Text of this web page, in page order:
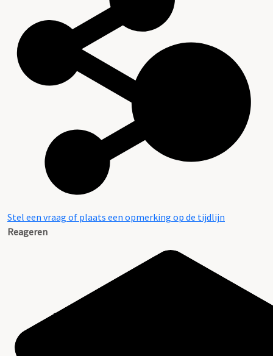
Stel een vraag of plaats een opmerking op de tijdlijn
Reageren